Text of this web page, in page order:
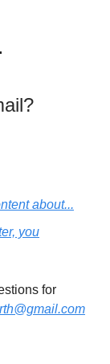
about...
you
for